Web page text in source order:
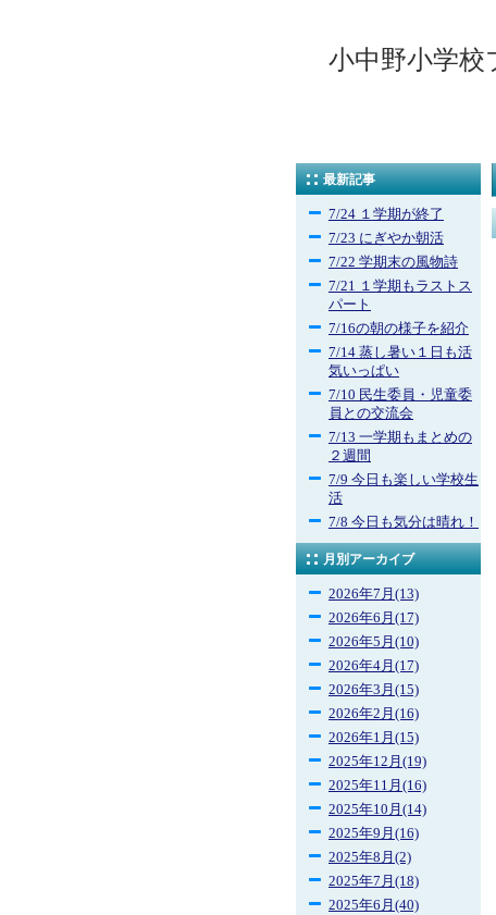
小中野小学校
最新記事
7/24 １学期が終了
7/23 にぎやか朝活
7/22 学期末の風物詩
7/21 １学期もラストス
パート
7/16の朝の様子を紹介
7/14 蒸し暑い１日も活
気いっぱい
7/10 民生委員・児童委
員との交流会
7/13 一学期もまとめの
２週間
7/9 今日も楽しい学校生
活
7/8 今日も気分は晴れ！
月別アーカイブ
2026年7月(13)
2026年6月(17)
2026年5月(10)
2026年4月(17)
2026年3月(15)
2026年2月(16)
2026年1月(15)
2025年12月(19)
2025年11月(16)
2025年10月(14)
2025年9月(16)
2025年8月(2)
2025年7月(18)
2025年6月(40)